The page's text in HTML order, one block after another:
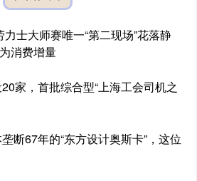
士大师赛唯一“第二现场”花落静
消费增量
家，首批综合型“上海工会司机之
断67年的“东方设计奥斯卡”，这位